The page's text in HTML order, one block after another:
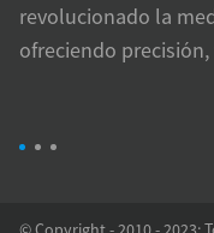
revolucionado la
ofreciendo